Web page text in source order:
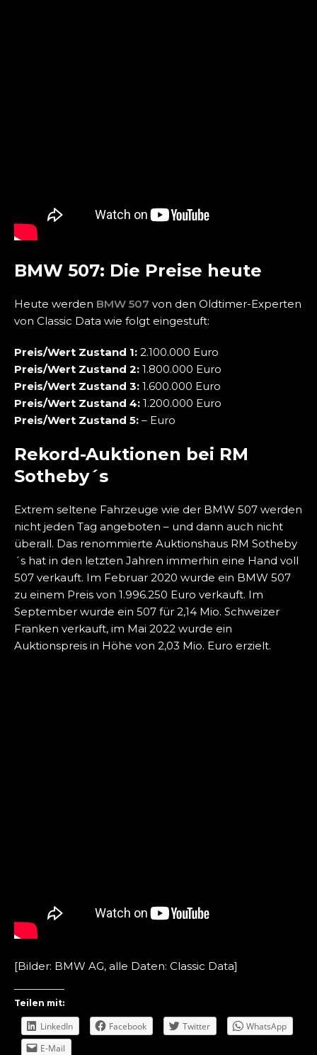
BMW 507: Die Preise heute
Heute werden BMW 507 von den Oldtimer-Experten
von Classic Data wie folgt eingestuft:
Preis/Wert Zustand 1: 2.100.000 Euro
Preis/Wert Zustand 2: 1.800.000 Euro
Preis/Wert Zustand 3: 1.600.000 Euro
Preis/Wert Zustand 4: 1.200.000 Euro
Preis/Wert Zustand 5: – Euro
Rekord-Auktionen bei RM
Sotheby´s
Extrem seltene Fahrzeuge wie der BMW 507 werden
nicht jeden Tag angeboten – und dann auch nicht
überall. Das renommierte Auktionshaus RM Sotheby
´s hat in den letzten Jahren immerhin eine Hand voll
507 verkauft. Im Februar 2020 wurde ein BMW 507
zu einem Preis von 1.996.250 Euro verkauft. Im
September wurde ein 507 für 2,14 Mio. Schweizer
Franken verkauft, im Mai 2022 wurde ein
Auktionspreis in Höhe von 2,03 Mio. Euro erzielt.
[Bilder: BMW AG, alle Daten: Classic Data]
Teilen mit:
LinkedIn Facebook Twitter
WhatsApp
E-Mail